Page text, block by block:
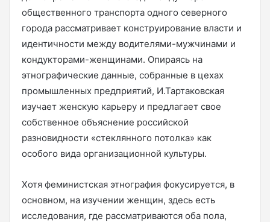
общественного транспорта одного северного
города рассматривает конструирование власти и
идентичности между водителями-мужчинами и
кондукторами-женщинами. Опираясь на
этнографические данные, собранные в цехах
промышленных предприятий, И.Тартаковская
изучает женскую карьеру и предлагает свое
собственное объяснение российской
разновидности «стеклянного потолка» как
особого вида организационной культуры.
Хотя феминистская этнография фокусируется, в
основном, на изучении женщин, здесь есть
исследования, где рассматриваются оба пола,